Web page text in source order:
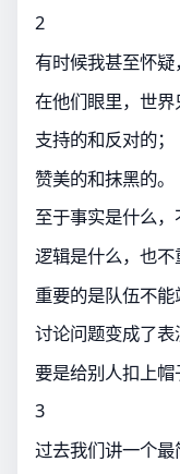
2
有时候我甚至怀
在他们眼里，世界
支持的和反对的；
赞美的和抹黑的。
至于事实是什么，
逻辑是什么，也不
重要的是队伍不能
讨论问题变成了表
要是给别人扣上帽
3
过去我们讲一个最